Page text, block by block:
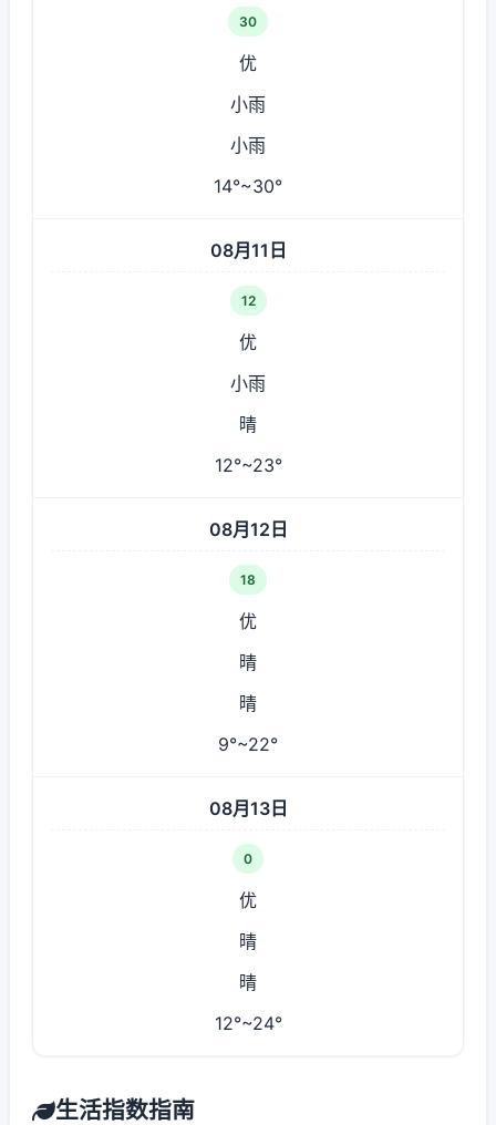
30
优
小雨
小雨
14°~30°
08月11日
12
优
小雨
晴
12°~23°
08月12日
18
优
晴
晴
9°~22°
08月13日
0
优
晴
晴
12°~24°
生活指数指南